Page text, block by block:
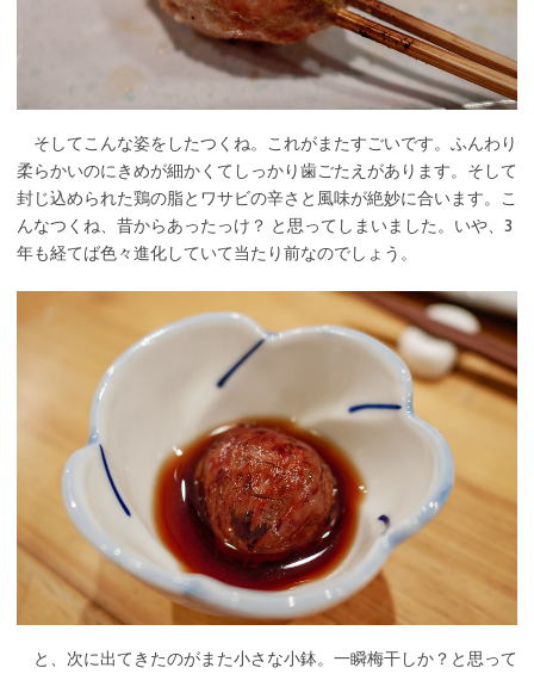
そしてこんな姿をしたつくね。これがまたすごいです。ふんわり
柔らかいのにきめが細かくてしっかり歯ごたえがあります。そして
封じ込められた鶏の脂とワサビの辛さと風味が絶妙に合います。こ
んなつくね、昔からあったっけ？ と思ってしまいました。いや、3
年も経てば色々進化していて当たり前なのでしょう。
と、次に出てきたのがまた小さな小鉢。一瞬梅干しか？と思って